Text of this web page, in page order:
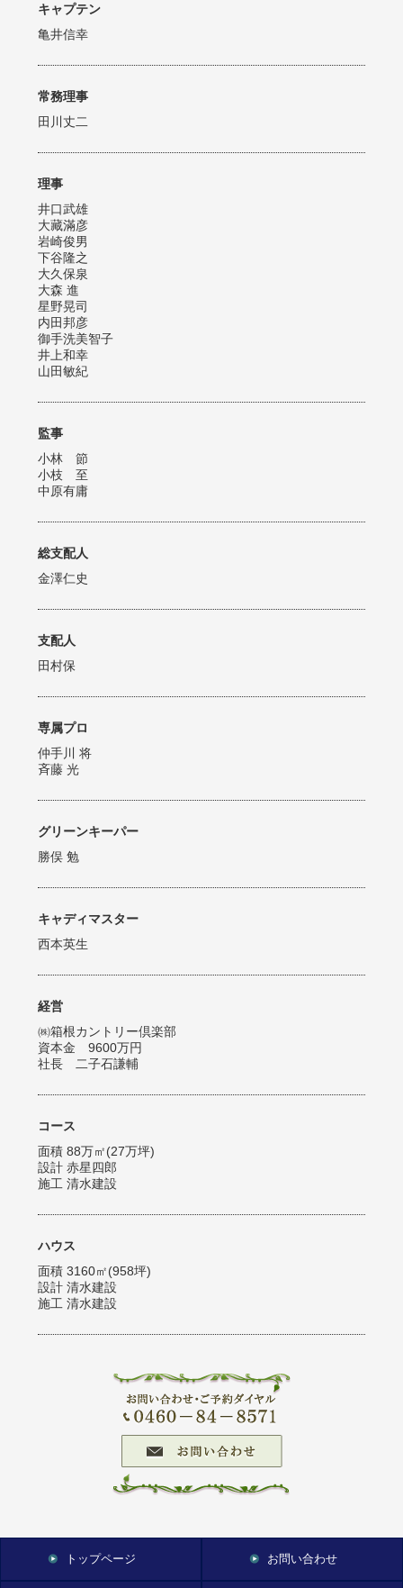
キャプテン
亀井信幸
常務理事
田川丈二
理事
井口武雄
大藏滿彦
岩崎俊男
下谷隆之
大久保泉
大森 進
星野晃司
内田邦彦
御手洗美智子
井上和幸
山田敏紀
監事
小林 節
小枝 至
中原有庸
総支配人
金澤仁史
支配人
田村保
専属プロ
仲手川 将
斉藤 光
グリーンキーパー
勝俣 勉
キャディマスター
西本英生
経営
㈱箱根カントリー倶楽部
資本金 9600万円
社長 二子石謙輔
コース
面積 88万㎡(27万坪)
設計 赤星四郎
施工 清水建設
ハウス
面積 3160㎡(958坪)
設計 清水建設
施工 清水建設
トップページ お問い合わせ